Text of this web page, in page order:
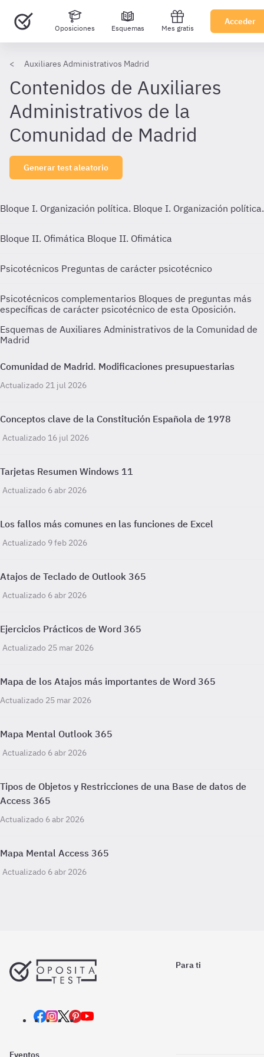
Oposiciones Esquemas Mes gratis
Acceder
Auxiliares Administrativos Madrid
Contenidos de Auxiliares
Administrativos de la
Comunidad de Madrid
Generar test aleatorio
Bloque I. Organización política. Bloque I. Organización política.
Bloque II. Ofimática Bloque II. Ofimática
Psicotécnicos Preguntas de carácter psicotécnico
Psicotécnicos complementarios Bloques de preguntas más
específicas de carácter psicotécnico de esta Oposición.
Esquemas de Auxiliares Administrativos de la Comunidad de
Madrid
Comunidad de Madrid. Modificaciones presupuestarias
Actualizado 21 jul 2026
Conceptos clave de la Constitución Española de 1978
Actualizado 16 jul 2026
Tarjetas Resumen Windows 11
Actualizado 6 abr 2026
Los fallos más comunes en las funciones de Excel
Actualizado 9 feb 2026
Atajos de Teclado de Outlook 365
Actualizado 6 abr 2026
Ejercicios Prácticos de Word 365
Actualizado 25 mar 2026
Mapa de los Atajos más importantes de Word 365
Actualizado 25 mar 2026
Mapa Mental Outlook 365
Actualizado 6 abr 2026
Tipos de Objetos y Restricciones de una Base de datos de
Access 365
Actualizado 6 abr 2026
Mapa Mental Access 365
Actualizado 6 abr 2026
Para ti
Eventos